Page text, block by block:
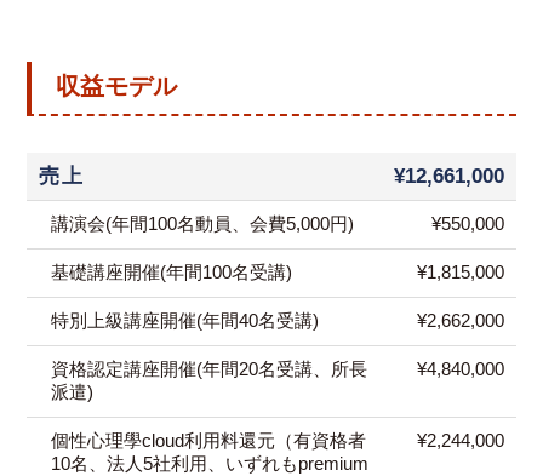
収益モデル
売上 ¥12,661,000
講演会(年間100名動員、会費5,000円) ¥550,000
基礎講座開催(年間100名受講) ¥1,815,000
特別上級講座開催(年間40名受講) ¥2,662,000
資格認定講座開催(年間20名受講、所長
派遣)
¥4,840,000
個性心理學cloud利用料還元（有資格者
10名、法人5社利用、いずれもpremium
¥2,244,000